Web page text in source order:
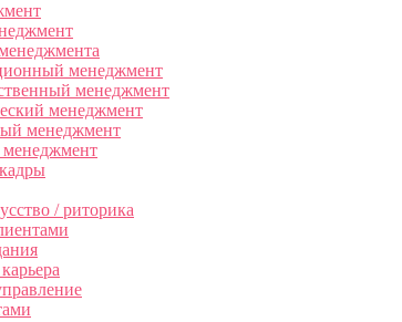
менеджмент
менеджмент
менеджмент
менеджмент
менеджмент
/ риторика